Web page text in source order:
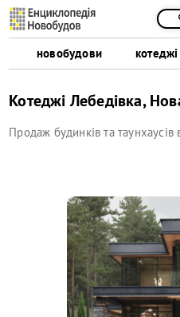
новобудови котеджі
Котеджі Лебедівка,
Продаж будинків та